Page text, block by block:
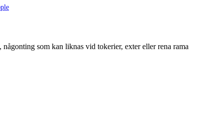
som kan liknas vid tokerier, exter eller rena rama